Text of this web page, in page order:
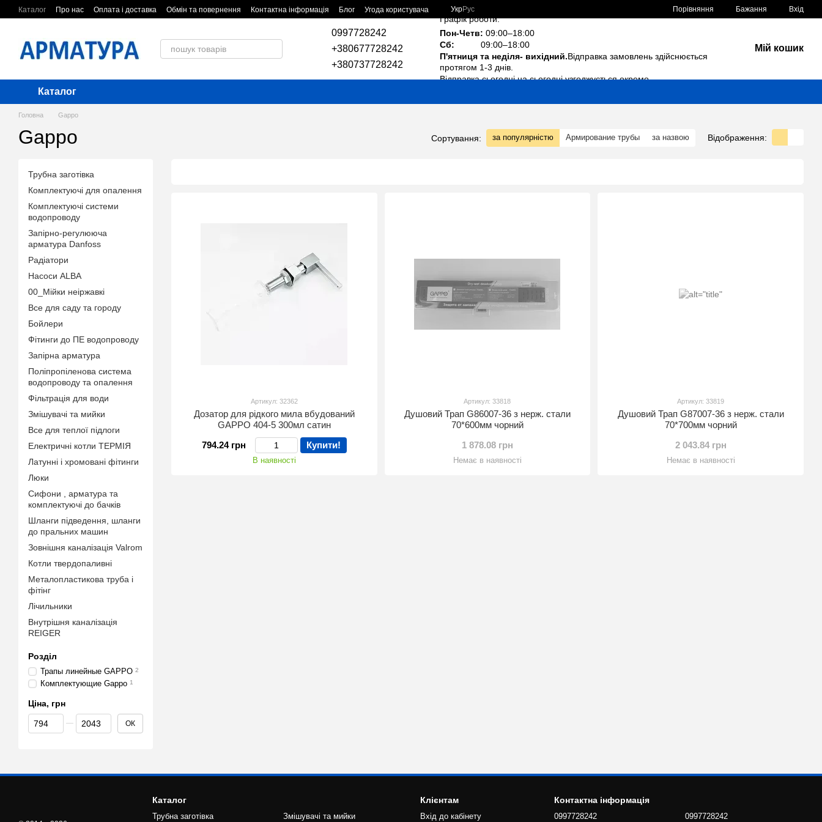
Перейти до основного контенту
Каталог Про нас Оплата і доставка Обмін та повернення Контактна інформація Блог Угода користувача УкрРус Порівняння Бажання Вхід
0997728242
+380677728242
+380737728242
Графік роботи:
Пон-Четв: 09:00–18:00
Сб:
09:00–18:00
П'ятниця та неділя- вихідний.Відправка замовлень здійснюється
протягом 1-3 днів.
Відправка сьогодні на сьогодні узгоджується окремо.
Мій кошик
Каталог
Головна Gappo
Gappo Сортування: за популярністю Армирование трубы за назвою Відображення:
Артикул: 32362
Дозатор для рідкого мила вбудований
GAPPO 404-5 300мл сатин
794.24 грн
Купити!
В наявності
Артикул: 33818
Душовий Трап G86007-36 з нерж. стали
70*600мм чорний
1 878.08 грн
Немає в наявності
Артикул: 33819
Душовий Трап G87007-36 з нерж. стали
70*700мм чорний
2 043.84 грн
Немає в наявності
Трубна заготівка
Комплектуючі для опалення
Комплектуючі системи
водопроводу
Запірно-регулююча
арматура Danfoss
Радіатори
Насоси ALBA
00_Мійки неіржавкі
Все для саду та городу
Бойлери
Фітинги до ПЕ водопроводу
Запірна арматура
Поліпропіленова система
водопроводу та опалення
Фільтрація для води
Змішувачі та мийки
Все для теплої підлоги
Електричні котли ТЕРМІЯ
Латунні і хромовані фітинги
Люки
Сифони , арматура та
комплектуючі до бачків
Шланги підведення, шланги
до пральних машин
Зовнішня каналізація Valrom
Котли твердопаливні
Металопластикова труба і
фітінг
Лічильники
Внутрішня каналізація
REIGER
Розділ
Трапы линейные GAPPO 2
Комплектующие Gappo 1
Ціна, грн
Від Ціна, грн
До Ціна, грн ОК
Каталог
Трубна заготівка Змішувачі та мийки
Клієнтам
Вхід до кабінету
Контактна інформація
0997728242 0997728242